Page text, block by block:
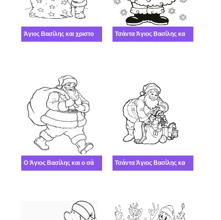
Άγιος Βασίλης και χριστουγεννιάτικος σάκος Τσάντα Άγιος Βασίλης και δώρα
Ο Άγιος Βασίλης και ο σάκος του Τσάντα Άγιος Βασίλης και δώρα χαριτωμένος